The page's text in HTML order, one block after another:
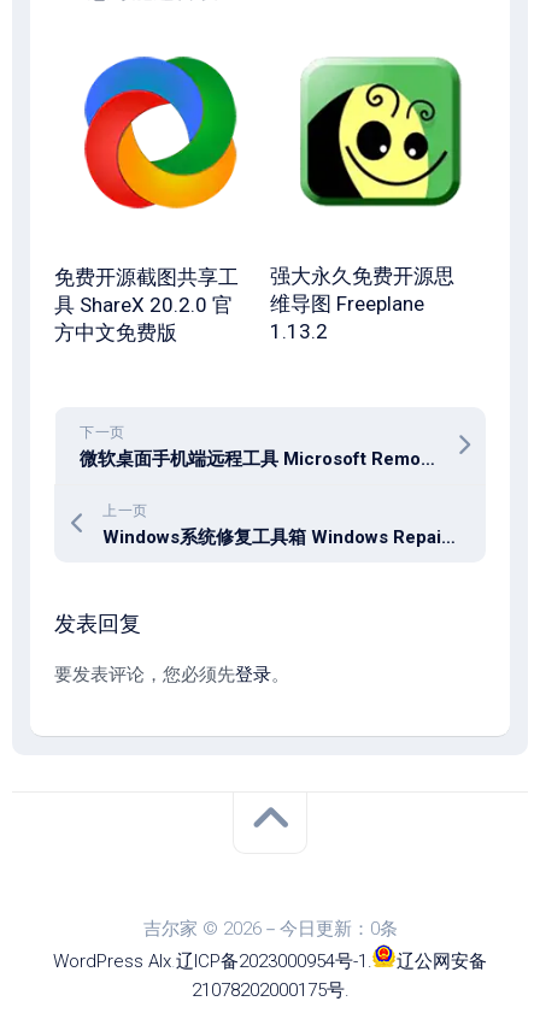
免费开源截图共享工
具 ShareX 20.2.0 官
方中文免费版
强大永久免费开源思
维导图 Freeplane
1.13.2
下一页
微软桌面手机端远程工具 Microsoft Remote Desktop 10.0.19.1279 中文免费版
上一页
Windows系统修复工具箱 Windows Repair Toolbox v3.0.4.3
发表回复
要发表评论，您必须先登录。
吉尔家 © 2026－今日更新：0条
WordPress Alx.辽ICP备2023000954号-1 .
辽公网安备
21078202000175号.